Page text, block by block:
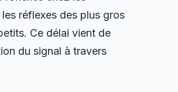
réflexes des plus gros
Ce délai vient de
du signal à travers